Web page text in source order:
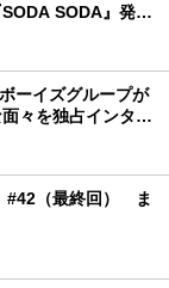
SODA』発売
ーイズグループが
々を独占インタビ
#42（最終回） ま